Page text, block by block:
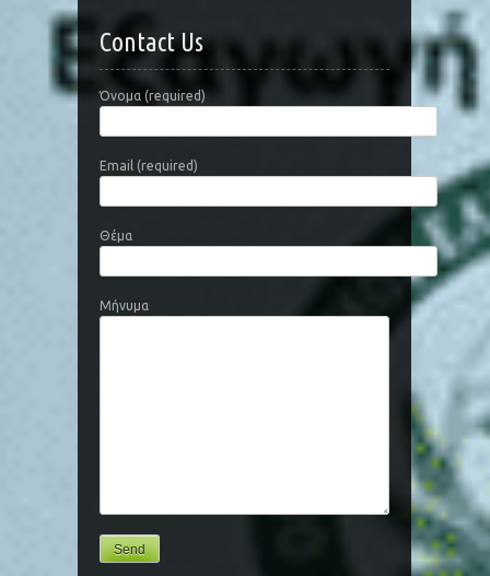
Contact Us
Όνομα (required)
Email (required)
Θέμα
Μήνυμα